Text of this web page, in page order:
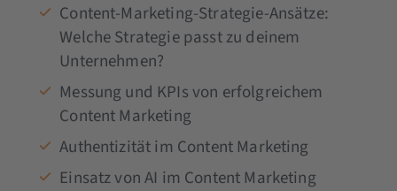
Content-Marketing-Strategie-Ansätze:
Welche Strategie passt zu deinem
Unternehmen?
Messung und KPIs von erfolgreichem
Content Marketing
Authentizität im Content Marketing
Einsatz von AI im Content Marketing